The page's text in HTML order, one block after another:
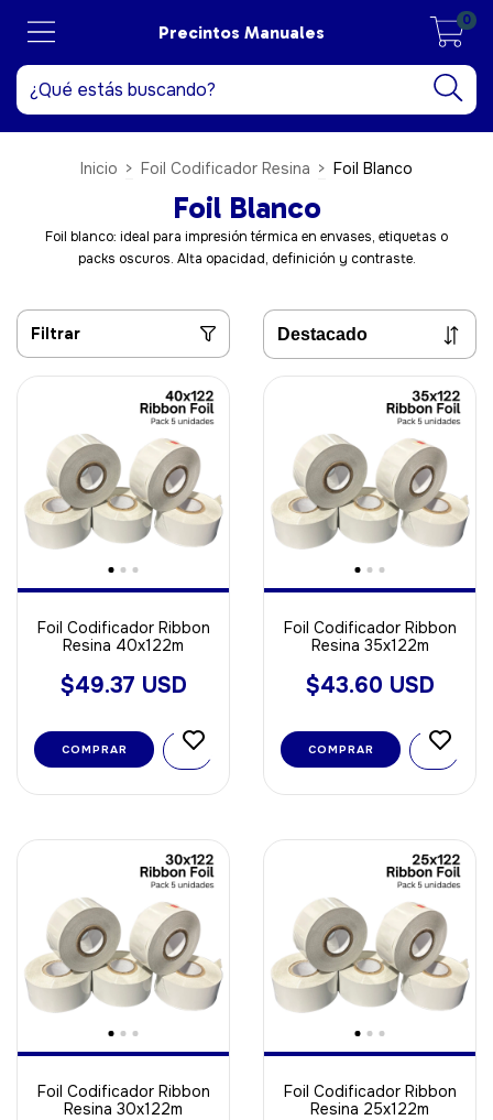
Precintos Manuales
0
Inicio > Foil Codificador Resina > Foil Blanco
Foil Blanco
Foil blanco: ideal para impresión térmica en envases, etiquetas o
packs oscuros. Alta opacidad, definición y contraste.
Filtrar
Foil Codificador Ribbon
Resina 40x122m
$49.37 USD
COMPRAR
Foil Codificador Ribbon
Resina 35x122m
$43.60 USD
COMPRAR
Foil Codificador Ribbon
Resina 30x122m
Foil Codificador Ribbon
Resina 25x122m